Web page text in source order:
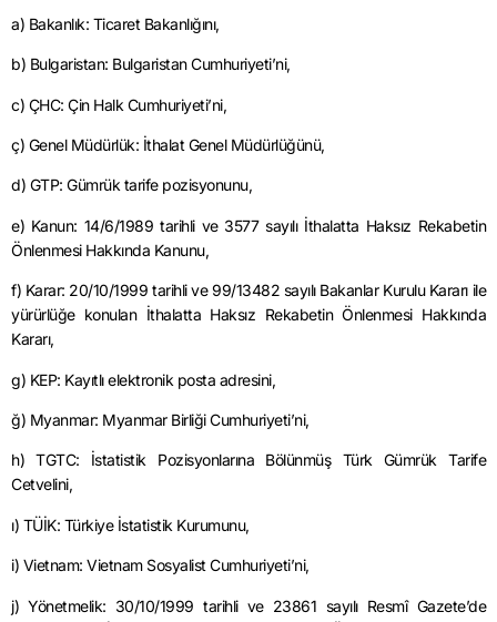
a) Bakanlık: Ticaret Bakanlığını,
b) Bulgaristan: Bulgaristan Cumhuriyeti’ni,
c) ÇHC: Çin Halk Cumhuriyeti’ni,
ç) Genel Müdürlük: İthalat Genel Müdürlüğünü,
d) GTP: Gümrük tarife pozisyonunu,
e) Kanun: 14/6/1989 tarihli ve 3577 sayılı İthalatta Haksız Rekabetin
Önlenmesi Hakkında Kanunu,
f) Karar: 20/10/1999 tarihli ve 99/13482 sayılı Bakanlar Kurulu Kararı ile
yürürlüğe konulan İthalatta Haksız Rekabetin Önlenmesi Hakkında
Kararı,
g) KEP: Kayıtlı elektronik posta adresini,
ğ) Myanmar: MyanmarBirliği Cumhuriyeti’ni,
h) TGTC: İstatistik Pozisyonlarına Bölünmüş Türk Gümrük Tarife
Cetvelini,
ı) TÜİK: Türkiye İstatistik Kurumunu,
i) Vietnam: Vietnam Sosyalist Cumhuriyeti’ni,
j) Yönetmelik: 30/10/1999 tarihli ve 23861 sayılı Resmî Gazete’de